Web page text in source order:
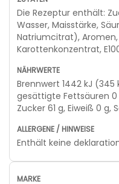
Die Rezeptur enthält:
Wasser, Maisstärke,
Natriumcitrat),
Karottenkonzentrat,
Brennwert 1442 kJ
gesättigte Fettsäuren
Zucker 61 g, Eiweiß 0 g,
Enthält keine